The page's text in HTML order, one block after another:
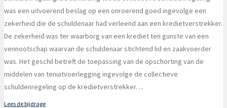
was een uitvoerend beslag op een onroerend goed ingevolge een
zekerheid die de schuldenaar had verleend aan een kredietverstrekker.
De zekerheid was ter waarborg van een krediet ten gunste van een
vennootschap waarvan de schuldenaar stichtend lid en zaakvoerder
was. Het geschil betreft de toepassing van de opschorting van de
middelen van tenuitvoerlegging ingevolge de collectieve
schuldenregeling op de kredietverstrekker. ...
Lees de bijdrage